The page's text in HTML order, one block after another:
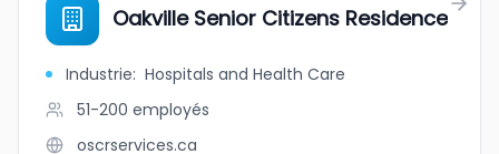
Oakville Senior Citizens Residence
Industrie: Hospitals and Health Care
51-200 employés
oscrservices.ca